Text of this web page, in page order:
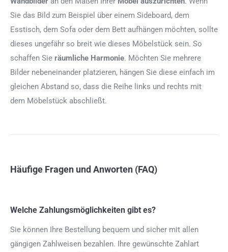
Sie das Bild zum Beispiel über einem Sideboard, dem
Esstisch, dem Sofa oder dem Bett aufhängen möchten, sollte
dieses ungefähr so breit wie dieses Möbelstück sein. So
schaffen Sie räumliche Harmonie. Möchten Sie mehrere
Bilder nebeneinander platzieren, hängen Sie diese einfach im
gleichen Abstand so, dass die Reihe links und rechts mit
dem Möbelstück abschließt.
Häufige Fragen und Anworten (FAQ)
Welche Zahlungsmöglichkeiten gibt es?
Sie können Ihre Bestellung bequem und sicher mit allen
gängigen Zahlweisen bezahlen. Ihre gewünschte Zahlart